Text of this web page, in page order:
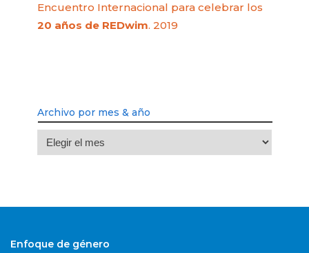
Encuentro Internacional para celebrar los
20 años de REDwim. 2019
Archivo por mes & año
Archivo
por
año
Enfoque de género